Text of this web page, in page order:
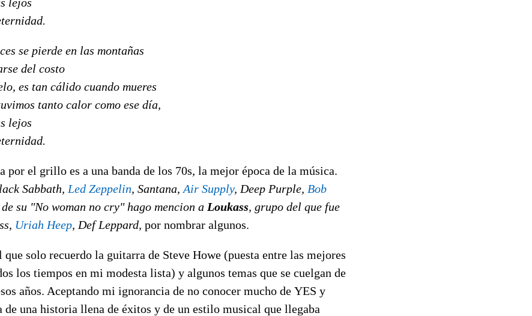
se pierde en las montañas
del costo
es tan cálido cuando mueres
tanto calor como ese día,
lejos
por el grillo es a una banda de los 70s, la mejor época de la música.
Sabbath, Led Zeppelin, Santana, Air Supply, Deep Purple, Bob
su "No woman no cry"hago mencion a Loukass, grupo del que fue
Uriah Heep, Def Leppard, por nombrar algunos.
que solo recuerdo la guitarra de Steve Howe (puesta entre las mejores
los tiempos en mi modesta lista) y algunos temas que se cuelgan de
años. Aceptando mi ignorancia de no conocer mucho de YES y
de una historia llena de éxitos y de un estilo musical que llegaba